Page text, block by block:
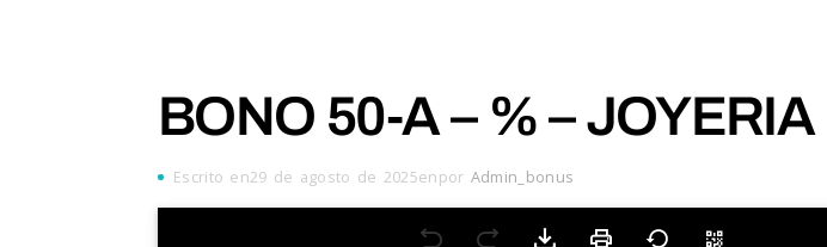
BONO 50-A – % – JOYERIA
Escrito en29 de agosto de 2025enpor Admin_bonus